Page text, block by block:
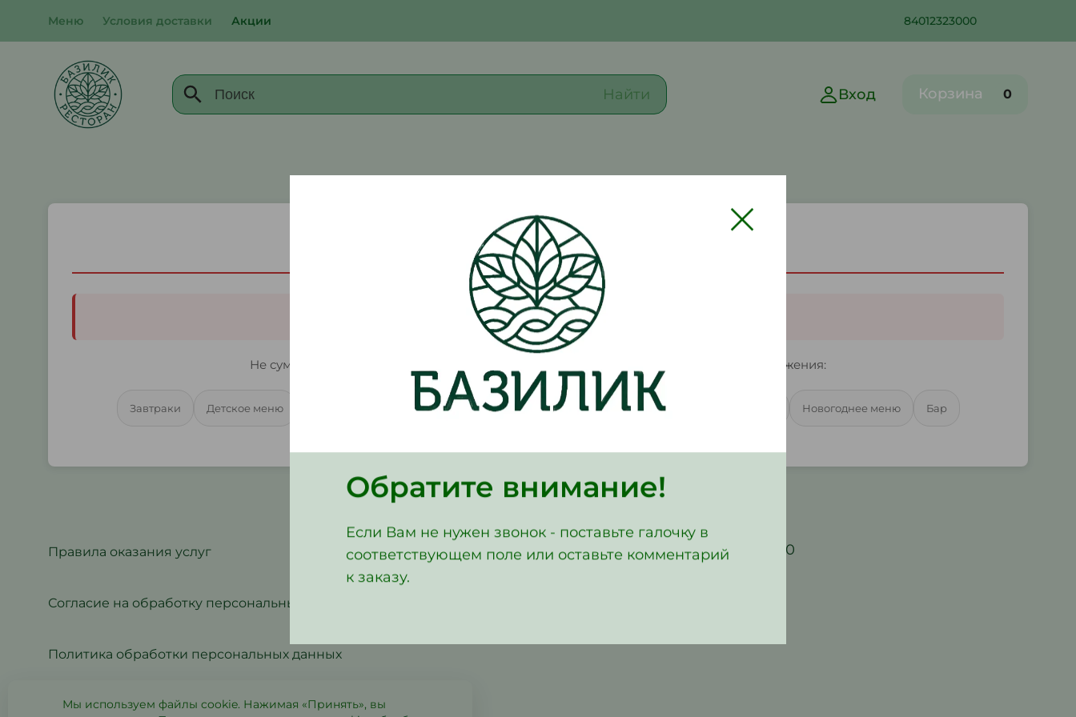
Меню Условия доставки Акции 84012323000
Найти Вход Корзина 0
СКИДКА -20% НА САМОВЫВОЗ
Скидка 20% действует на блюда по кухне
Не суммируется с другими скидками и не распространяется на специальные предложения:
Завтраки Детское меню Полуфабрикаты Сеты Комбо-наборы Новогоднее меню Бар
Правила оказания услуг
Согласие на обработку персональных данных
Политика обработки персональных данных
84012323000
Обратите внимание!
Если Вам не нужен звонок - поставьте галочку в
соответствующем поле или оставьте комментарий
к заказу.
Мы используем файлы cookie. Нажимая «Принять», вы